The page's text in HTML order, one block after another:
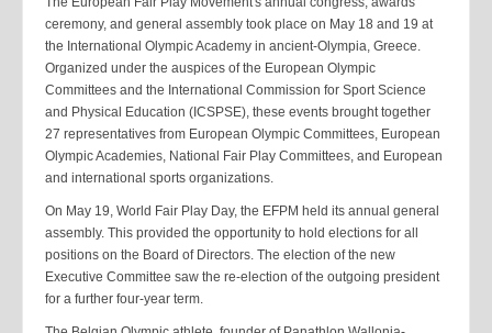
ceremony, and general assembly took place on May 18 and 19 at
the International Olympic Academy in ancient-Olympia, Greece.
Organized under the auspices of the European Olympic
Committees and the International Commission for Sport Science
and Physical Education (ICSPSE), these events brought together
27 representatives from European Olympic Committees, European
Olympic Academies, National Fair Play Committees, and European
and international sports organizations.
On May 19, World Fair Play Day, the EFPM held its annual general
assembly. This provided the opportunity to hold elections for all
positions on the Board of Directors. The election of the new
Executive Committee saw the re-election of the outgoing president
for a further four-year term.